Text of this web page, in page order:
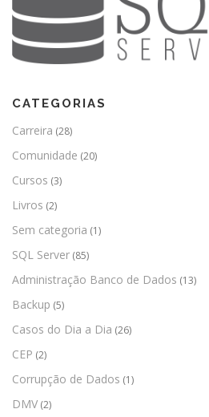
CATEGORIAS
Carreira (28)
Comunidade (20)
Cursos (3)
Livros (2)
Sem categoria (1)
SQL Server (85)
Administração Banco de Dados (13)
Backup (5)
Casos do Dia a Dia (26)
CEP (2)
Corrupção de Dados (1)
DMV (2)